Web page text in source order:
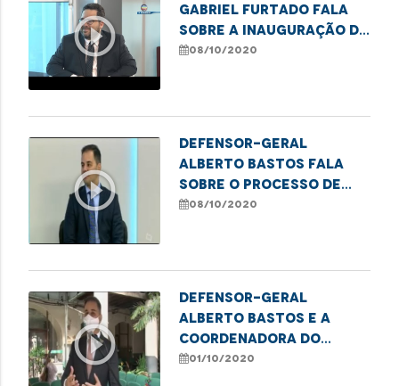
play_circle_outline
Gabriel Furtado fala
sobre a inauguração de
novos núcleos da DPE
08/10/2020
play_circle_outline
Defensor-geral
Alberto Bastos fala
sobre o processo de
expansão da Defensoria
08/10/2020
play_circle_outline
Defensor-geral
Alberto Bastos e a
coordenadora do
Ciapvi Isabel Lopzic
01/10/2020